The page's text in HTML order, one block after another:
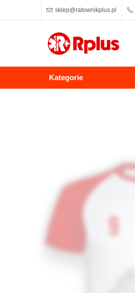
sklep@ratownikplus.pl
Kategorie